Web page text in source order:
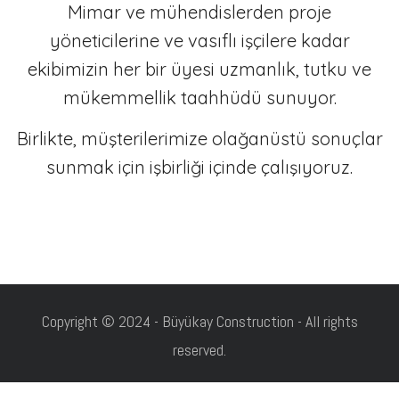
Mimar ve mühendislerden proje
yöneticilerine ve vasıflı işçilere kadar
ekibimizin her bir üyesi uzmanlık, tutku ve
mükemmellik taahhüdü sunuyor.
Birlikte, müşterilerimize olağanüstü sonuçlar
sunmak için işbirliği içinde çalışıyoruz.
Copyright © 2024 - Büyükay Construction - All rights
reserved.